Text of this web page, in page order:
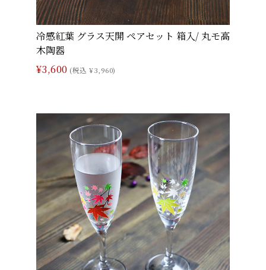
冷感紅葉 グラス天開 ペアセット 箱入/ 丸モ高
木陶器
¥3,600 (税込 ¥3,960)